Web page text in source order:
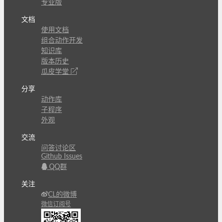
专业版
文档
使用文档
组合动作开发
知识库
版本历史
瓜皮学堂
分享
动作库
子程序
外观
交流
问答讨论区
Github Issues
QQ群
关注
CL的微博
微信订阅号